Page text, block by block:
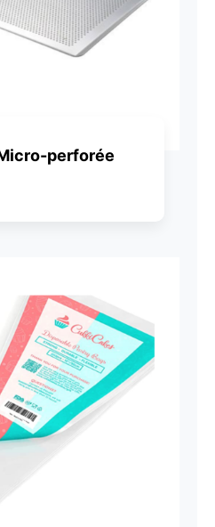
perforée